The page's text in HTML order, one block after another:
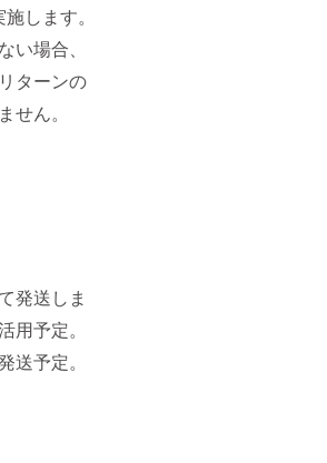
します。
い場合、
ターンの
せん。
発送しま
用予定。
送予定。